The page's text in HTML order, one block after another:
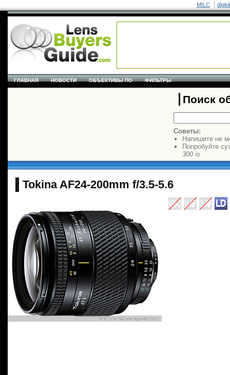
MILC
ГЛАВНАЯ НОВОСТИ ОБЪЕКТИВЫ ПО ФИЛЬТРЫ
Поиск
Советы:
Напишите не
Попробуйте
300 is
Tokina AF24-200mm f/3.5-5.6